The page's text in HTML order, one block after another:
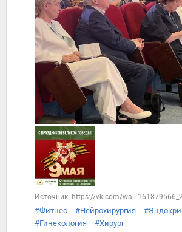
Источник: https://vk.com/wall-
#Фитнес #Нейрохирургия
#Гинекология
#Хирург